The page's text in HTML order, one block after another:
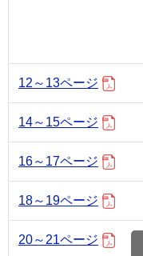
12～13ページ
14～15ページ
16～17ページ
18～19ページ
20～21ページ